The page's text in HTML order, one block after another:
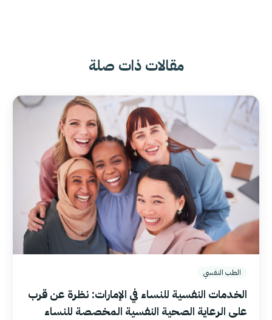
مقالات ذات صلة
الطب النفسي
الخدمات النفسية للنساء في الإمارات: نظرة عن قرب
على الرعاية الصحية النفسية المخصصة للنساء